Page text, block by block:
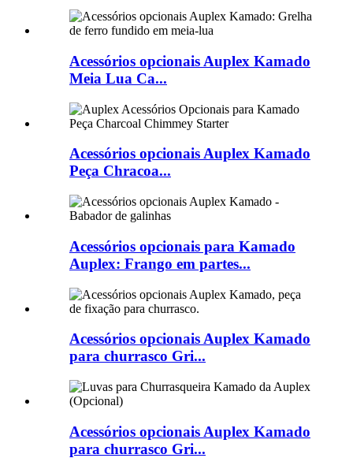
Acessórios opcionais Auplex Kamado
Meia Lua Ca...
Acessórios opcionais Auplex Kamado
Peça Chracoa...
Acessórios opcionais para Kamado
Auplex: Frango em partes...
Acessórios opcionais Auplex Kamado
para churrasco Gri...
Acessórios opcionais Auplex Kamado
para churrasco Gri...